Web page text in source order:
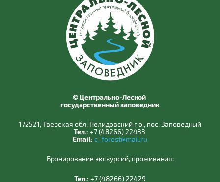
© Центрально-Лесной
государственный заповедник
172521, Тверская обл, Нелидовский г.о., пос. Заповедный
Тел.: +7 (48266) 22433
Email: c_forest@mail.ru
Бронирование экскурсий, проживания:
Тел.: +7 (48266) 22429